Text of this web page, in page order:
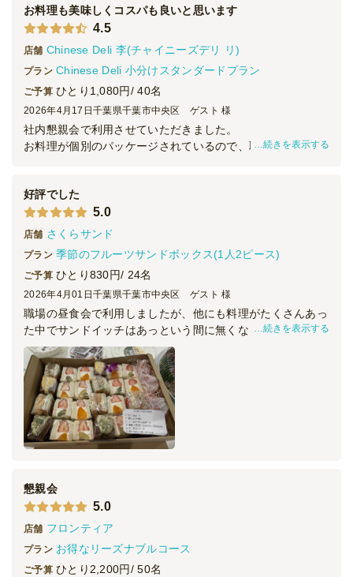
サン
オードブル
1,200 円
〈贅沢に生クリーム使用〉3種のミニフレン
チトースト
オードブル
1,250円 /人
締切 2日前16時
※定休日を除く営業日換算
定休日 木
最低ご注文金額 42,000円
お料理も美味しくコスパも良いと思います
4.5
店舗 Chinese Deli 李(チャイニーズデリ リ)
プラン Chinese Deli 小分けスタンダードプラン
ご予算 ひとり1,080円/ 40名
2026年4月17日千葉県千葉市中央区 ゲスト 様
社内懇親会で利用させていただきました。
お料理が個別のパッケージされているので、取りやすく衛生
ボリュームを懸念していましたが、シニア世代にはちょうど
良い感じでした。
続きを表示する
好評でした
5.0
店舗 さくらサンド
プラン 季節のフルーツサンドボックス(1人2ピース)
ご予算 ひとり830円/ 24名
2026年4月01日千葉県千葉市中央区 ゲスト 様
職場の昼食会で利用しましたが、他にも料理がたくさんあっ
た中でサンドイッチはあっという間に無くなりました。特に
フルーツサンド高評価でした。また利用したいと思います。
続きを表示する
懇親会
5.0
店舗 フロンティア
プラン お得なリーズナブルコース
ご予算 ひとり2,200円/ 50名